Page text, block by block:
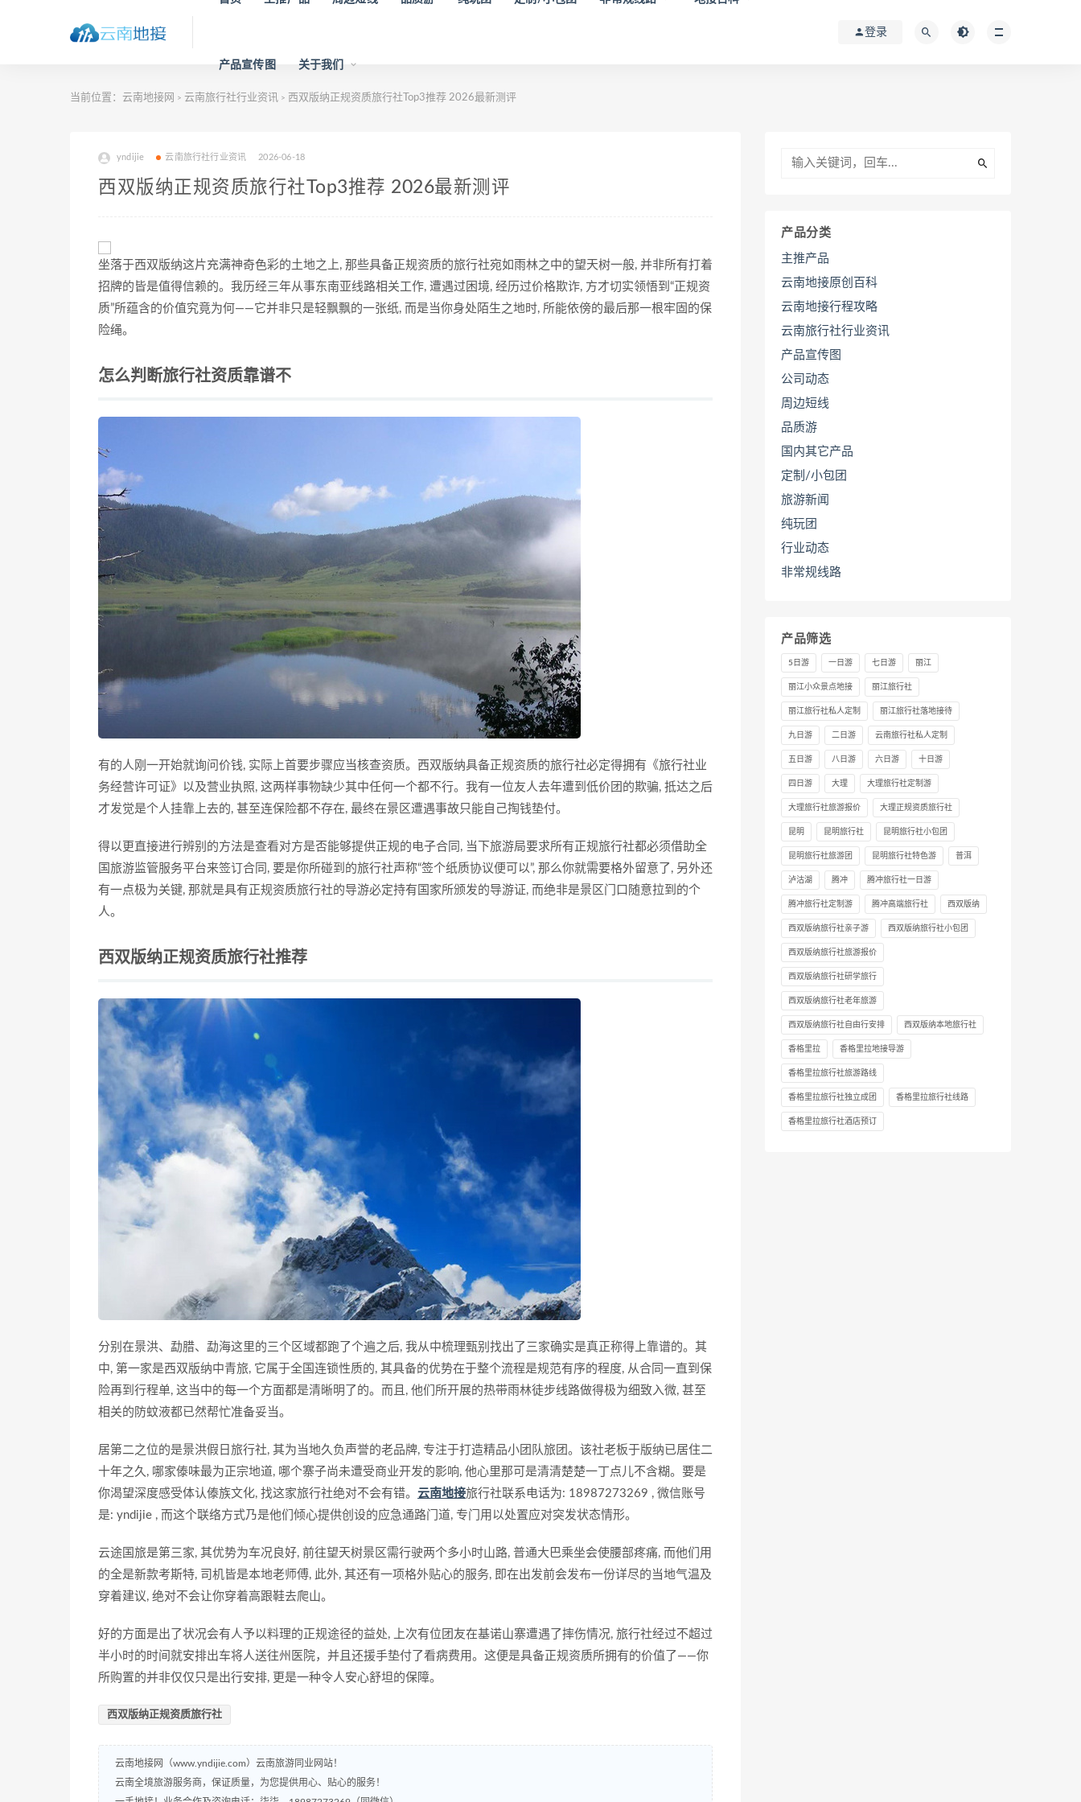
产品宣传图 关于我们
登录
当前位置： 云南地接网 > 云南旅行社行业资讯 > 西双版纳正规资质旅行社Top3推荐 2026最新测评
yndijie 云南旅行社行业资讯 2026-06-18
西双版纳正规资质旅行社Top3推荐 2026最新测评
坐落于西双版纳这片充满神奇色彩的土地之上, 那些具备正规资质的旅行社宛如雨林之中的望天树一般, 并非所有打着
招牌的皆是值得信赖的。我历经三年从事东南亚线路相关工作, 遭遇过困境, 经历过价格欺诈, 方才切实领悟到“正规资
质”所蕴含的价值究竟为何——它并非只是轻飘飘的一张纸, 而是当你身处陌生之地时, 所能依傍的最后那一根牢固的保
险绳。
怎么判断旅行社资质靠谱不
有的人刚一开始就询问价钱, 实际上首要步骤应当核查资质。西双版纳具备正规资质的旅行社必定得拥有《旅行社业
务经营许可证》以及营业执照, 这两样事物缺少其中任何一个都不行。我有一位友人去年遭到低价团的欺骗, 抵达之后
才发觉是个人挂靠上去的, 甚至连保险都不存在, 最终在景区遭遇事故只能自己掏钱垫付。
得以更直接进行辨别的方法是查看对方是否能够提供正规的电子合同, 当下旅游局要求所有正规旅行社都必须借助全
国旅游监管服务平台来签订合同, 要是你所碰到的旅行社声称“签个纸质协议便可以”, 那么你就需要格外留意了, 另外还
有一点极为关键, 那就是具有正规资质旅行社的导游必定持有国家所颁发的导游证, 而绝非是景区门口随意拉到的个
人。
西双版纳正规资质旅行社推荐
分别在景洪、勐腊、勐海这里的三个区域都跑了个遍之后, 我从中梳理甄别找出了三家确实是真正称得上靠谱的。其
中, 第一家是西双版纳中青旅, 它属于全国连锁性质的, 其具备的优势在于整个流程是规范有序的程度, 从合同一直到保
险再到行程单, 这当中的每一个方面都是清晰明了的。而且, 他们所开展的热带雨林徒步线路做得极为细致入微, 甚至
相关的防蚊液都已然帮忙准备妥当。
居第二之位的是景洪假日旅行社, 其为当地久负声誉的老品牌, 专注于打造精品小团队旅团。该社老板于版纳已居住二
十年之久, 哪家傣味最为正宗地道, 哪个寨子尚未遭受商业开发的影响, 他心里那可是清清楚楚一丁点儿不含糊。要是
你渴望深度感受体认傣族文化, 找这家旅行社绝对不会有错。 云南地接旅行社联系电话为: 18987273269 , 微信账号
是: yndijie , 而这个联络方式乃是他们倾心提供创设的应急通路门道, 专门用以处置应对突发状态情形。
云途国旅是第三家, 其优势为车况良好, 前往望天树景区需行驶两个多小时山路, 普通大巴乘坐会使腰部疼痛, 而他们用
的全是新款考斯特, 司机皆是本地老师傅, 此外, 其还有一项格外贴心的服务, 即在出发前会发布一份详尽的当地气温及
穿着建议, 绝对不会让你穿着高跟鞋去爬山。
好的方面是出了状况会有人予以料理的正规途径的益处, 上次有位团友在基诺山寨遭遇了摔伤情况, 旅行社经过不超过
半小时的时间就安排出车将人送往州医院，并且还援手垫付了看病费用。这便是具备正规资质所拥有的价值了——你
所购置的并非仅仅只是出行安排, 更是一种令人安心舒坦的保障。
西双版纳正规资质旅行社
云南地接网（www.yndijie.com）云南旅游同业网站！
云南全境旅游服务商，保证质量，为您提供用心、贴心的服务！
产品分类
主推产品
云南地接原创百科
云南地接行程攻略
云南旅行社行业资讯
产品宣传图
公司动态
周边短线
品质游
国内其它产品
定制/小包团
旅游新闻
纯玩团
行业动态
非常规线路
产品筛选
5日游 一日游 七日游 丽江
丽江小众景点地接 丽江旅行社
丽江旅行社私人定制 丽江旅行社落地接待
九日游 二日游 云南旅行社私人定制
五日游 八日游 六日游 十日游
四日游 大理 大理旅行社定制游
大理旅行社旅游报价 大理正规资质旅行社
昆明 昆明旅行社 昆明旅行社小包团
昆明旅行社旅游团 昆明旅行社特色游 普洱
泸沽湖 腾冲 腾冲旅行社一日游
腾冲旅行社定制游 腾冲高端旅行社 西双版纳
西双版纳旅行社亲子游 西双版纳旅行社小包团
西双版纳旅行社旅游报价
西双版纳旅行社研学旅行
西双版纳旅行社老年旅游
西双版纳旅行社自由行安排 西双版纳本地旅行社
香格里拉 香格里拉地接导游
香格里拉旅行社旅游路线
香格里拉旅行社独立成团 香格里拉旅行社线路
香格里拉旅行社酒店预订